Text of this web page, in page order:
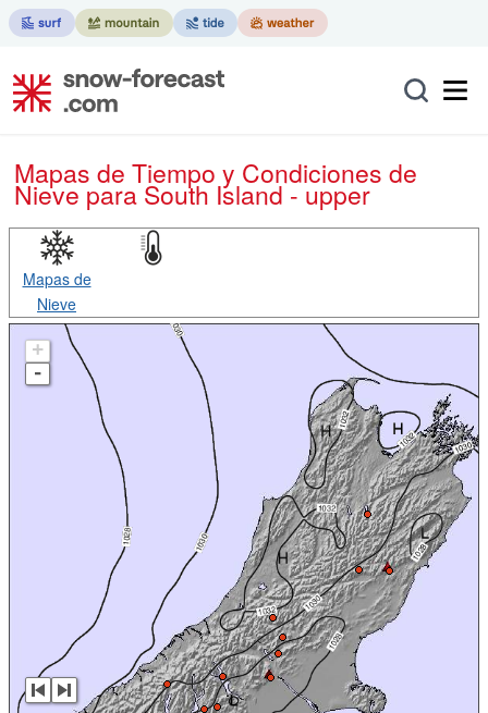
Mapas de Tiempo y Condiciones de
Nievepara South Island - upper
Mapas de
Nieve
+
-